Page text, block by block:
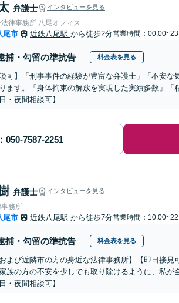
弁護士 インタビューを見る
律事務所 八尾オフィス
尾市 近鉄八尾駅 から徒歩2分営業時間：
捕・勾留の準抗告 料金表を見る
談可】「刑事事件の経験が豊富な弁護士」「不安
ます。「身体拘束の解放を実現した実績多数」
・夜間相談可】
弁護士 インタビューを見る
務所
尾市 近鉄八尾駅 から徒歩7分営業時間：
捕・勾留の準抗告 料金表を見る
および近隣市の方の身近な法律事務所】【即日接
族の方の不安を少しでも取り除けるように、私
・夜間相談可】